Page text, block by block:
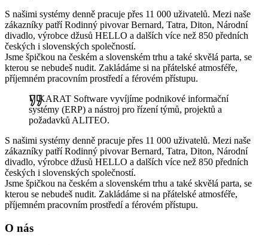
S našimi systémy denně pracuje přes 11 000 uživatelů. Mezi naše
zákazníky patří Rodinný pivovar Bernard, Tatra, Diton, Národní
divadlo, výrobce džusů HELLO a dalších více než 850 předních
českých i slovenských společností.
Jsme špičkou na českém a slovenském trhu a také skvělá parta, se
kterou se nebudeš nudit. Zakládáme si na přátelské atmosféře,
příjemném pracovním prostředí a férovém přístupu.
V KARAT Software vyvíjíme podnikové informační
systémy (ERP) a nástroj pro řízení týmů, projektů a
požadavků ALITEO.
S našimi systémy denně pracuje přes 11 000 uživatelů. Mezi naše
zákazníky patří Rodinný pivovar Bernard, Tatra, Diton, Národní
divadlo, výrobce džusů HELLO a dalších více než 850 předních
českých i slovenských společností.
Jsme špičkou na českém a slovenském trhu a také skvělá parta, se
kterou se nebudeš nudit. Zakládáme si na přátelské atmosféře,
příjemném pracovním prostředí a férovém přístupu.
O nás